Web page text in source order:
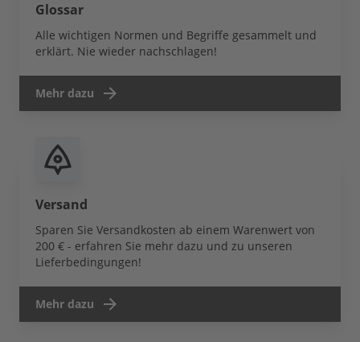
Glossar
Alle wichtigen Normen und Begriffe gesammelt und
erklärt. Nie wieder nachschlagen!
Mehr dazu
Versand
Sparen Sie Versandkosten ab einem Warenwert von
200 € - erfahren Sie mehr dazu und zu unseren
Lieferbedingungen!
Mehr dazu